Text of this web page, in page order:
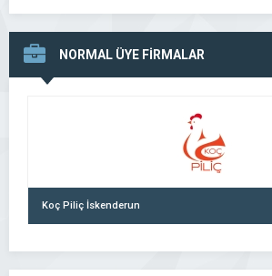
NORMAL ÜYE FİRMALAR
Koç Piliç İskenderun